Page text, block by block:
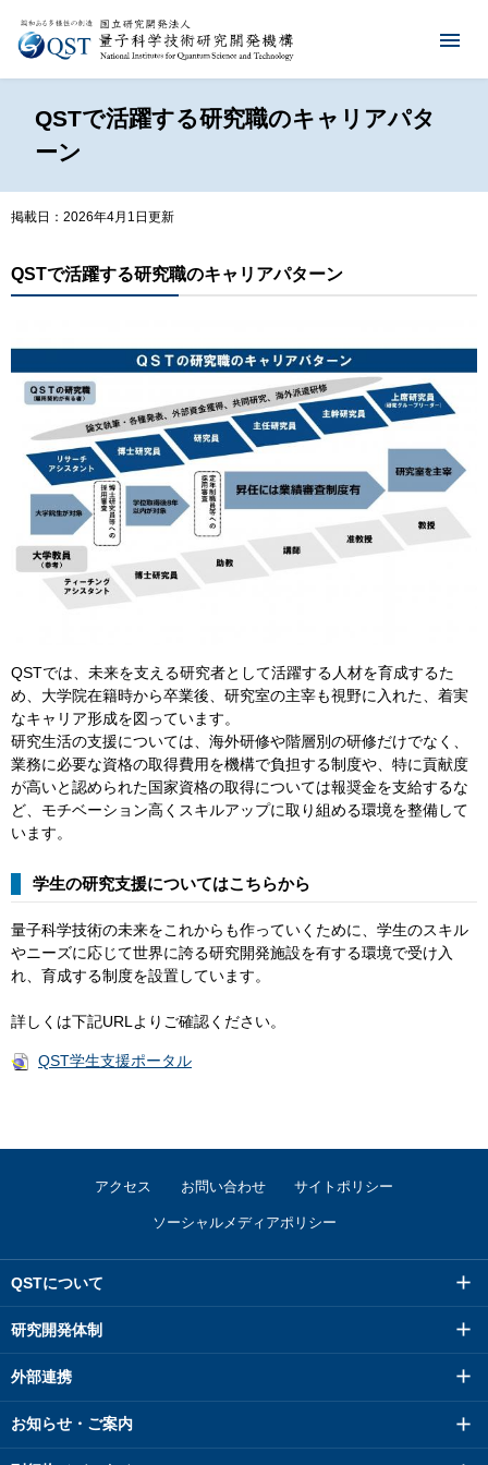
QSTで活躍する研究職のキャリアパタ
ーン
掲載日：2026年4月1日更新
QSTで活躍する研究職のキャリアパターン
QSTでは、未来を支える研究者として活躍する人材を育成するた
め、大学院在籍時から卒業後、研究室の主宰も視野に入れた、着実
なキャリア形成を図っています。
研究生活の支援については、海外研修や階層別の研修だけでなく、
業務に必要な資格の取得費用を機構で負担する制度や、特に貢献度
が高いと認められた国家資格の取得については報奨金を支給するな
ど、モチベーション高くスキルアップに取り組める環境を整備して
います。
学生の研究支援についてはこちらから
量子科学技術の未来をこれからも作っていくために、学生のスキル
やニーズに応じて世界に誇る研究開発施設を有する環境で受け入
れ、育成する制度を設置しています。
詳しくは下記URLよりご確認ください。
QST学生支援ポータル
アクセス お問い合わせ サイトポリシー
ソーシャルメディアポリシー
QSTについて
研究開発体制
外部連携
お知らせ・ご案内